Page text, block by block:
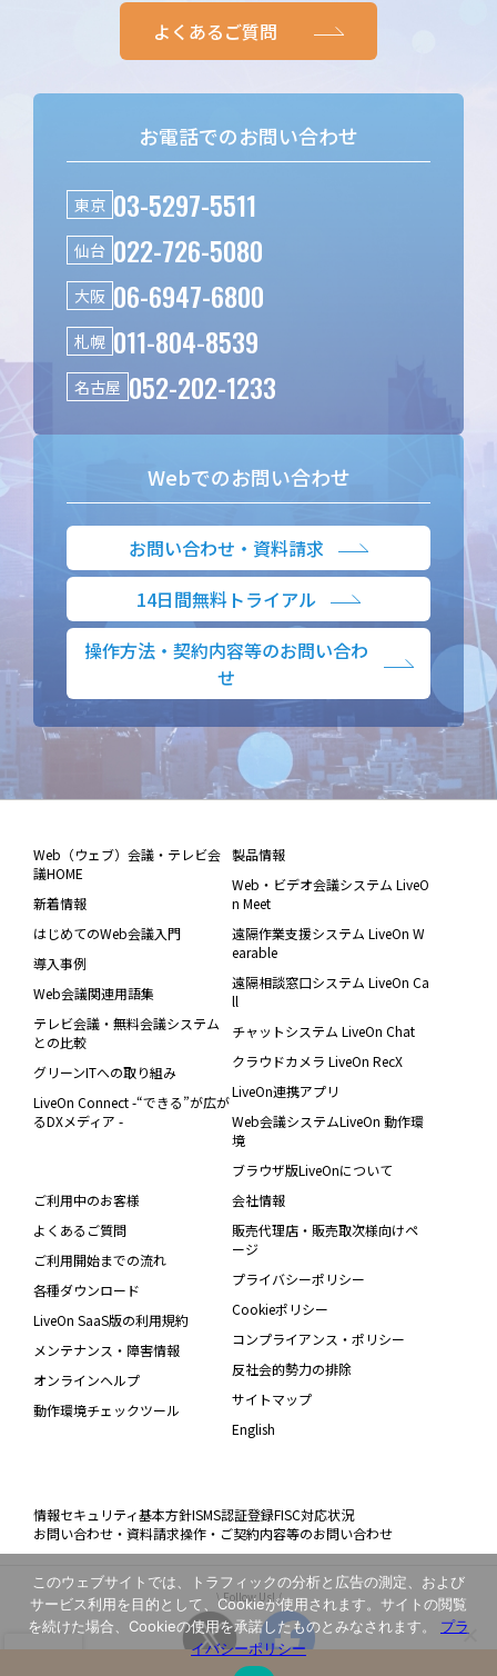
よくあるご質問
お電話でのお問い合わせ
東京 03-5297-5511
仙台 022-726-5080
大阪 06-6947-6800
札幌 011-804-8539
名古屋 052-202-1233
Webでのお問い合わせ
お問い合わせ・資料請求
14日間無料トライアル
操作方法・契約内容等のお問い合わ
せ
Web（ウェブ）会議・テレビ会
議HOME
新着情報
はじめてのWeb会議入門
導入事例
Web会議関連用語集
テレビ会議・無料会議システム
との比較
グリーンITへの取り組み
LiveOn Connect -“できる”が広が
るDXメディア -
製品情報
Web・ビデオ会議システム LiveO
n Meet
遠隔作業支援システム LiveOn W
earable
遠隔相談窓口システム LiveOn Ca
ll
チャットシステム LiveOn Chat
クラウドカメラ LiveOn RecX
LiveOn連携アプリ
Web会議システムLiveOn 動作環
境
ブラウザ版LiveOnについて
ご利用中のお客様
よくあるご質問
ご利用開始までの流れ
各種ダウンロード
LiveOn SaaS版の利用規約
メンテナンス・障害情報
オンラインヘルプ
動作環境チェックツール
会社情報
販売代理店・販売取次様向けペ
ージ
プライバシーポリシー
Cookieポリシー
コンプライアンス・ポリシー
反社会的勢力の排除
サイトマップ
English
情報セキュリティ基本方針ISMS認証登録FISC対応状況
お問い合わせ・資料請求操作・ご契約内容等のお問い合わせ
\ Follow Us! /
このウェブサイトでは、トラフィックの分析と広告の測定、および
サービス利用を目的として、Cookieが使用されます。サイトの閲覧
を続けた場合、Cookieの使用を承諾したものとみなされます。 プラ
イバシーポリシー